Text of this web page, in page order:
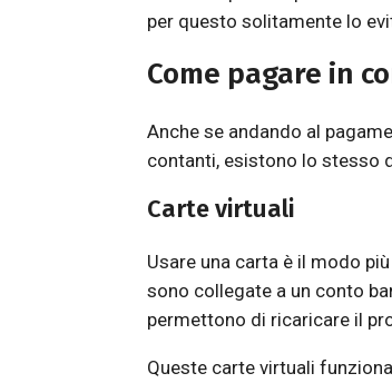
per questo solitamente lo
Come pagare in
Anche se andando al
contanti, esistono lo stesso
Carte virtuali
Usare una carta è il modo
sono collegate a un conto
permettono di ricaricare il
Queste carte virtuali